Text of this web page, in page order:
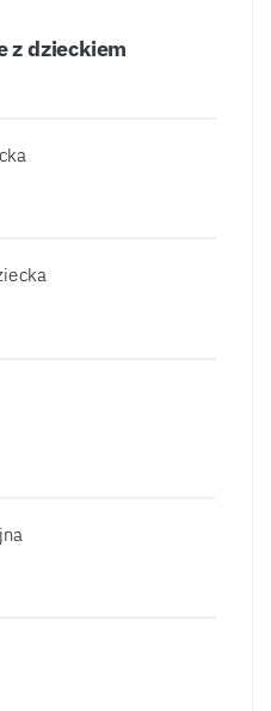
z dzieckiem